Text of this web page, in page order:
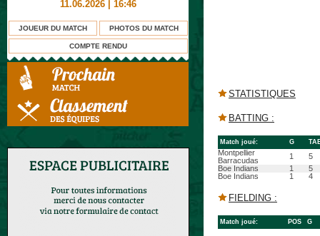
11.06.2026 | 16:46
JOUEUR DU MATCH PHOTOS DU MATCH
COMPTE RENDU
STATISTIQUES
BATTING :
Match joué: G
Montpellier
Barracudas
1
5
Boe Indians
1
5
Boe Indians
1 4
FIELDING :
Match joué: POS G